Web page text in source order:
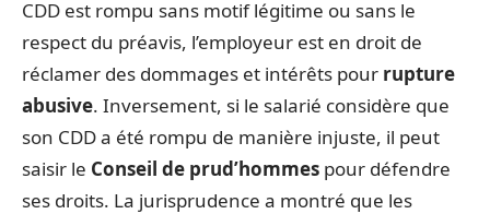
CDD est rompu sans motif légitime ou sans le
respect du préavis, l’employeur est en droit de
réclamer des dommages et intérêts pour rupture
abusive. Inversement, si le salarié considère que
son CDD a été rompu de manière injuste, il peut
saisir le Conseil de prud’hommes pour défendre
ses droits. La jurisprudence a montré que les